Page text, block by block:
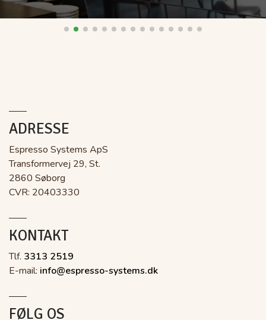
ADRESSE
Espresso Systems ApS
Transformervej 29, St.
2860 Søborg
CVR: 20403330
KONTAKT
Tlf. 3313 2519
E-mail: info@espresso-systems.dk
FØLG OS